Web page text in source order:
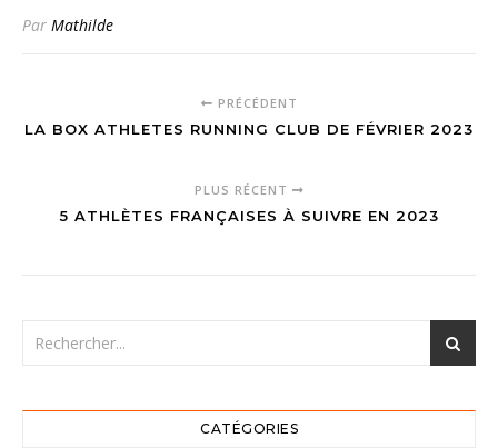
Par Mathilde
PRÉCÉDENT
LA BOX ATHLETES RUNNING CLUB DE FÉVRIER 2023
PLUS RÉCENT
5 ATHLÈTES FRANÇAISES À SUIVRE EN 2023
CATÉGORIES